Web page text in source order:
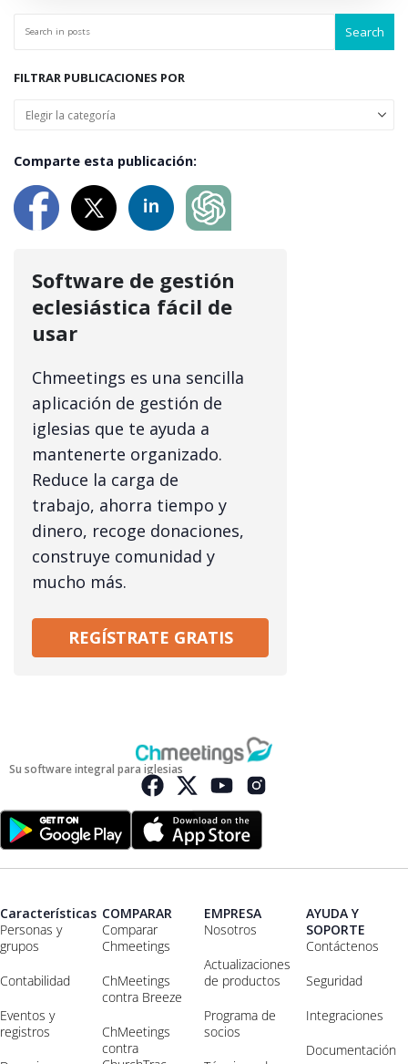
Search
FILTRAR PUBLICACIONES POR
Comparte esta publicación:
Software de gestión
eclesiástica fácil de
usar
Chmeetings es una sencilla
aplicación de gestión de
iglesias que te ayuda a
mantenerte organizado.
Reduce la carga de
trabajo, ahorra tiempo y
dinero, recoge donaciones,
construye comunidad y
mucho más.
REGÍSTRATE GRATIS
Su software integral para iglesias
Características
Personas y
grupos
Contabilidad
Eventos y
registros
COMPARAR
Comparar
Chmeetings
ChMeetings
contra Breeze
ChMeetings
contra
EMPRESA
Nosotros
Actualizaciones
de productos
Programa de
socios
AYUDA Y
SOPORTE
Contáctenos
Seguridad
Integraciones
Documentación